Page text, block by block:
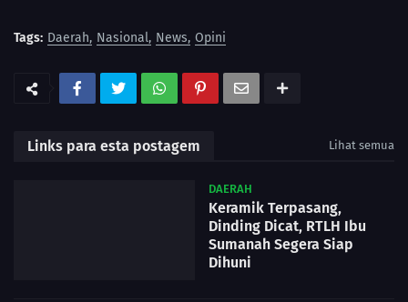
Tags: Daerah Nasional News Opini
Links para esta postagem Lihat semua
DAERAH
Keramik Terpasang,
Dinding Dicat, RTLH Ibu
Sumanah Segera Siap
Dihuni